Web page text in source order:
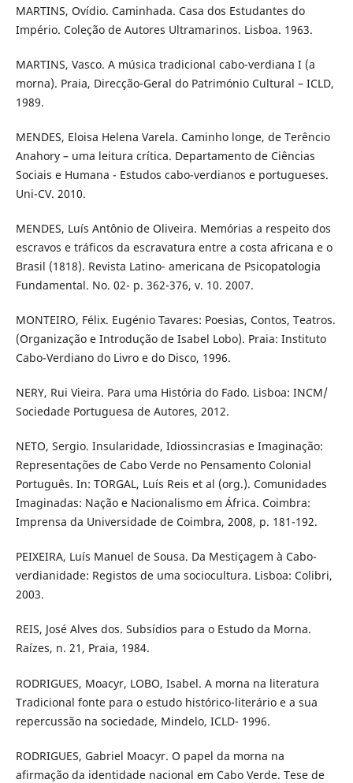
MARTINS, Ovídio. Caminhada. Casa dos Estudantes do
Império. Coleção de Autores Ultramarinos. Lisboa. 1963.
MARTINS, Vasco. A música tradicional cabo-verdiana I (a
morna). Praia, Direcção-Geral do Património Cultural – ICLD,
1989.
MENDES, Eloisa Helena Varela. Caminho longe, de Terêncio
Anahory – uma leitura crítica. Departamento de Ciências
Sociais e Humana - Estudos cabo-verdianos e portugueses.
Uni-CV. 2010.
MENDES, Luís Antônio de Oliveira. Memórias a respeito dos
escravos e tráficos da escravatura entre a costa africana e o
Brasil (1818). Revista Latino- americana de Psicopatologia
Fundamental. No. 02- p. 362-376, v. 10. 2007.
MONTEIRO, Félix. Eugénio Tavares: Poesias, Contos, Teatros.
(Organização e Introdução de Isabel Lobo). Praia: Instituto
Cabo-Verdiano do Livro e do Disco, 1996.
NERY, Rui Vieira. Para uma História do Fado. Lisboa: INCM/
Sociedade Portuguesa de Autores, 2012.
NETO, Sergio. Insularidade, Idiossincrasias e Imaginação:
Representações de Cabo Verde no Pensamento Colonial
Português. In: TORGAL, Luís Reis et al (org.). Comunidades
Imaginadas: Nação e Nacionalismo em África. Coimbra:
Imprensa da Universidade de Coimbra, 2008, p. 181-192.
PEIXEIRA, Luís Manuel de Sousa. Da Mestiçagem à Cabo-
verdianidade: Registos de uma sociocultura. Lisboa: Colibri,
2003.
REIS, José Alves dos. Subsídios para o Estudo da Morna.
Raízes, n. 21, Praia, 1984.
RODRIGUES, Moacyr, LOBO, Isabel. A morna na literatura
Tradicional fonte para o estudo histórico-literário e a sua
repercussão na sociedade, Mindelo, ICLD- 1996.
RODRIGUES, Gabriel Moacyr. O papel da morna na
afirmação da identidade nacional em Cabo Verde. Tese de